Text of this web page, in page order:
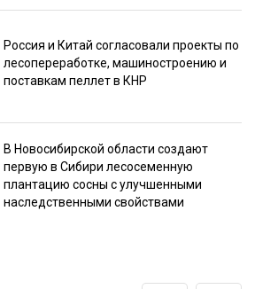
Россия и Китай согласовали проекты по
лесопереработке, машиностроению и
поставкам пеллет в КНР
В Новосибирской области создают
первую в Сибири лесосеменную
плантацию сосны с улучшенными
наследственными свойствами